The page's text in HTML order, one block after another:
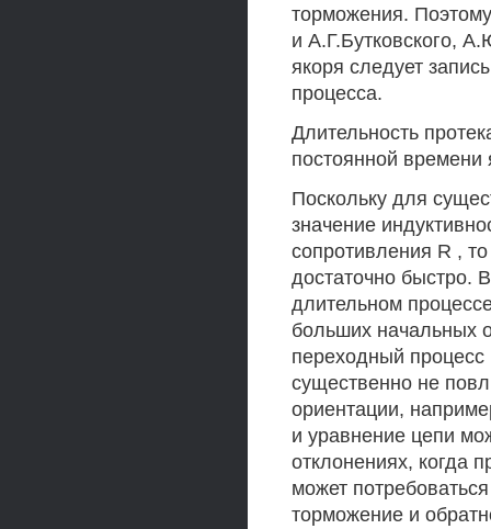
торможения.
и А.Г.Бутковского,
якоря следует
процесса.
Длительность
постоянной
Поскольку для
значение
сопротивления R ,
достаточно быстро.
длительном
больших начальных
переходный процесс
существенно не
ориентации,
и уравнение цепи
отклонениях, когда
может
торможение и